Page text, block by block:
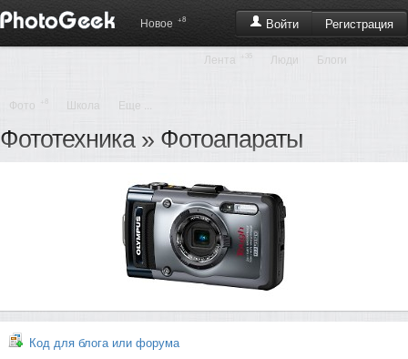
Войти Регистрация
Новое +8
Лента Люди Блоги
Фото Школа Еще ...
Фототехника» Фотоапараты
Код для блога или форума